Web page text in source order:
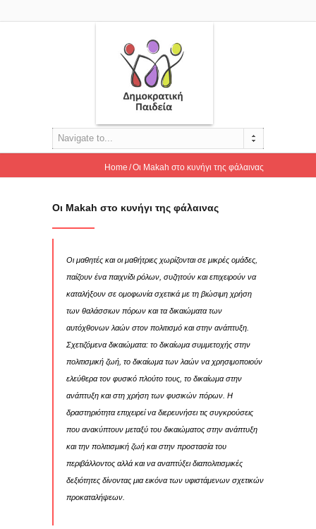
Navigate to...
Home Oι Makah στο κυνήγι της φάλαινας
Oι Makah στο κυνήγι της φάλαινας
Οι μαθητές και οι μαθήτριες χωρίζονται σε μικρές ομάδες,
παίζουν ένα παιχνίδι ρόλων, συζητούν και επιχειρούν να
καταλήξουν σε ομοφωνία σχετικά με τη βιώσιμη χρήση
των θαλάσσιων πόρων και τα δικαιώματα των
αυτόχθονων λαών στον πολιτισμό και στην ανάπτυξη.
Σχετιζόμενα δικαιώματα: το δικαίωμα συμμετοχής στην
πολιτισμική ζωή, το δικαίωμα των λαών να χρησιμοποιούν
ελεύθερα τον φυσικό πλούτο τους, το δικαίωμα στην
ανάπτυξη και στη χρήση των φυσικών πόρων. Η
δραστηριότητα επιχειρεί να διερευνήσει τις συγκρούσεις
που ανακύπτουν μεταξύ του δικαιώματος στην ανάπτυξη
και την πολιτισμική ζωή και στην προστασία του
περιβάλλοντος αλλά και να αναπτύξει διαπολιτισμικές
δεξιότητες δίνοντας μια εικόνα των υφιστάμενων σχετικών
προκαταλήψεων.